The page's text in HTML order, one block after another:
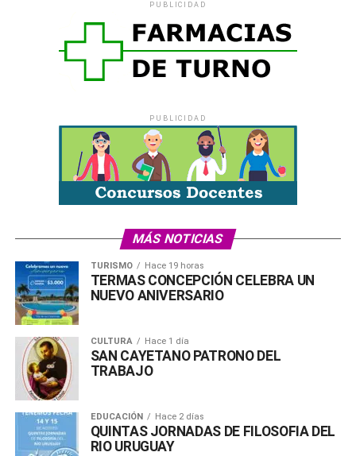
Comparte esto:
Facebook WhatsApp
PUBLICIDAD
PUBLICIDAD
MÁS NOTICIAS
TURISMO Hace 19 horas
TERMAS CONCEPCIÓN CELEBRA UN
NUEVO ANIVERSARIO
CULTURA Hace 1 día
SAN CAYETANO PATRONO DEL
TRABAJO
EDUCACIÓN Hace 2 días
QUINTAS JORNADAS DE FILOSOFIA DEL
RIO URUGUAY